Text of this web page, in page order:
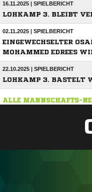
16.11.2025 | SPIELBERICHT
LOHKAMP 3. BLEIBT
02.11.2025 | SPIELBERICHT
EINGEWECHSELTER
MOHAMMED EDREES
22.10.2025 | SPIELBERICHT
LOHKAMP 3. BASTELT
ALLE MANNSCHAFTS-